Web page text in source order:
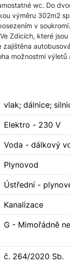
wc. Do
výměru 302m2
v soukromí.
Zdicích, které
možnostmi výletů
vlak; dálnice;
Elektro - 230 V
Voda - dálkový
Plynovod
Ústřední -
Kanalizace
G - Mimořádně
č. 264/2020 Sb.